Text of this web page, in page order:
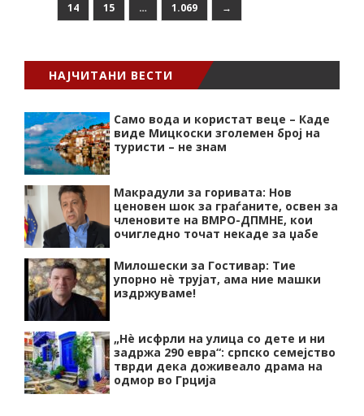
14 15 … 1.069 →
НАЈЧИТАНИ ВЕСТИ
Само вода и користат веце – Каде
виде Мицкоски зголемен број на
туристи – не знам
Макрадули за горивата: Нов
ценовен шок за граѓаните, освен за
членовите на ВМРО-ДПМНЕ, кои
очигледно точат некаде за џабе
Милошески за Гостивар: Тие
упорно нѐ трујат, ама ние машки
издржуваме!
„Нѐ исфрли на улица со дете и ни
задржа 290 евра“: српско семејство
тврди дека доживеало драма на
одмор во Грција